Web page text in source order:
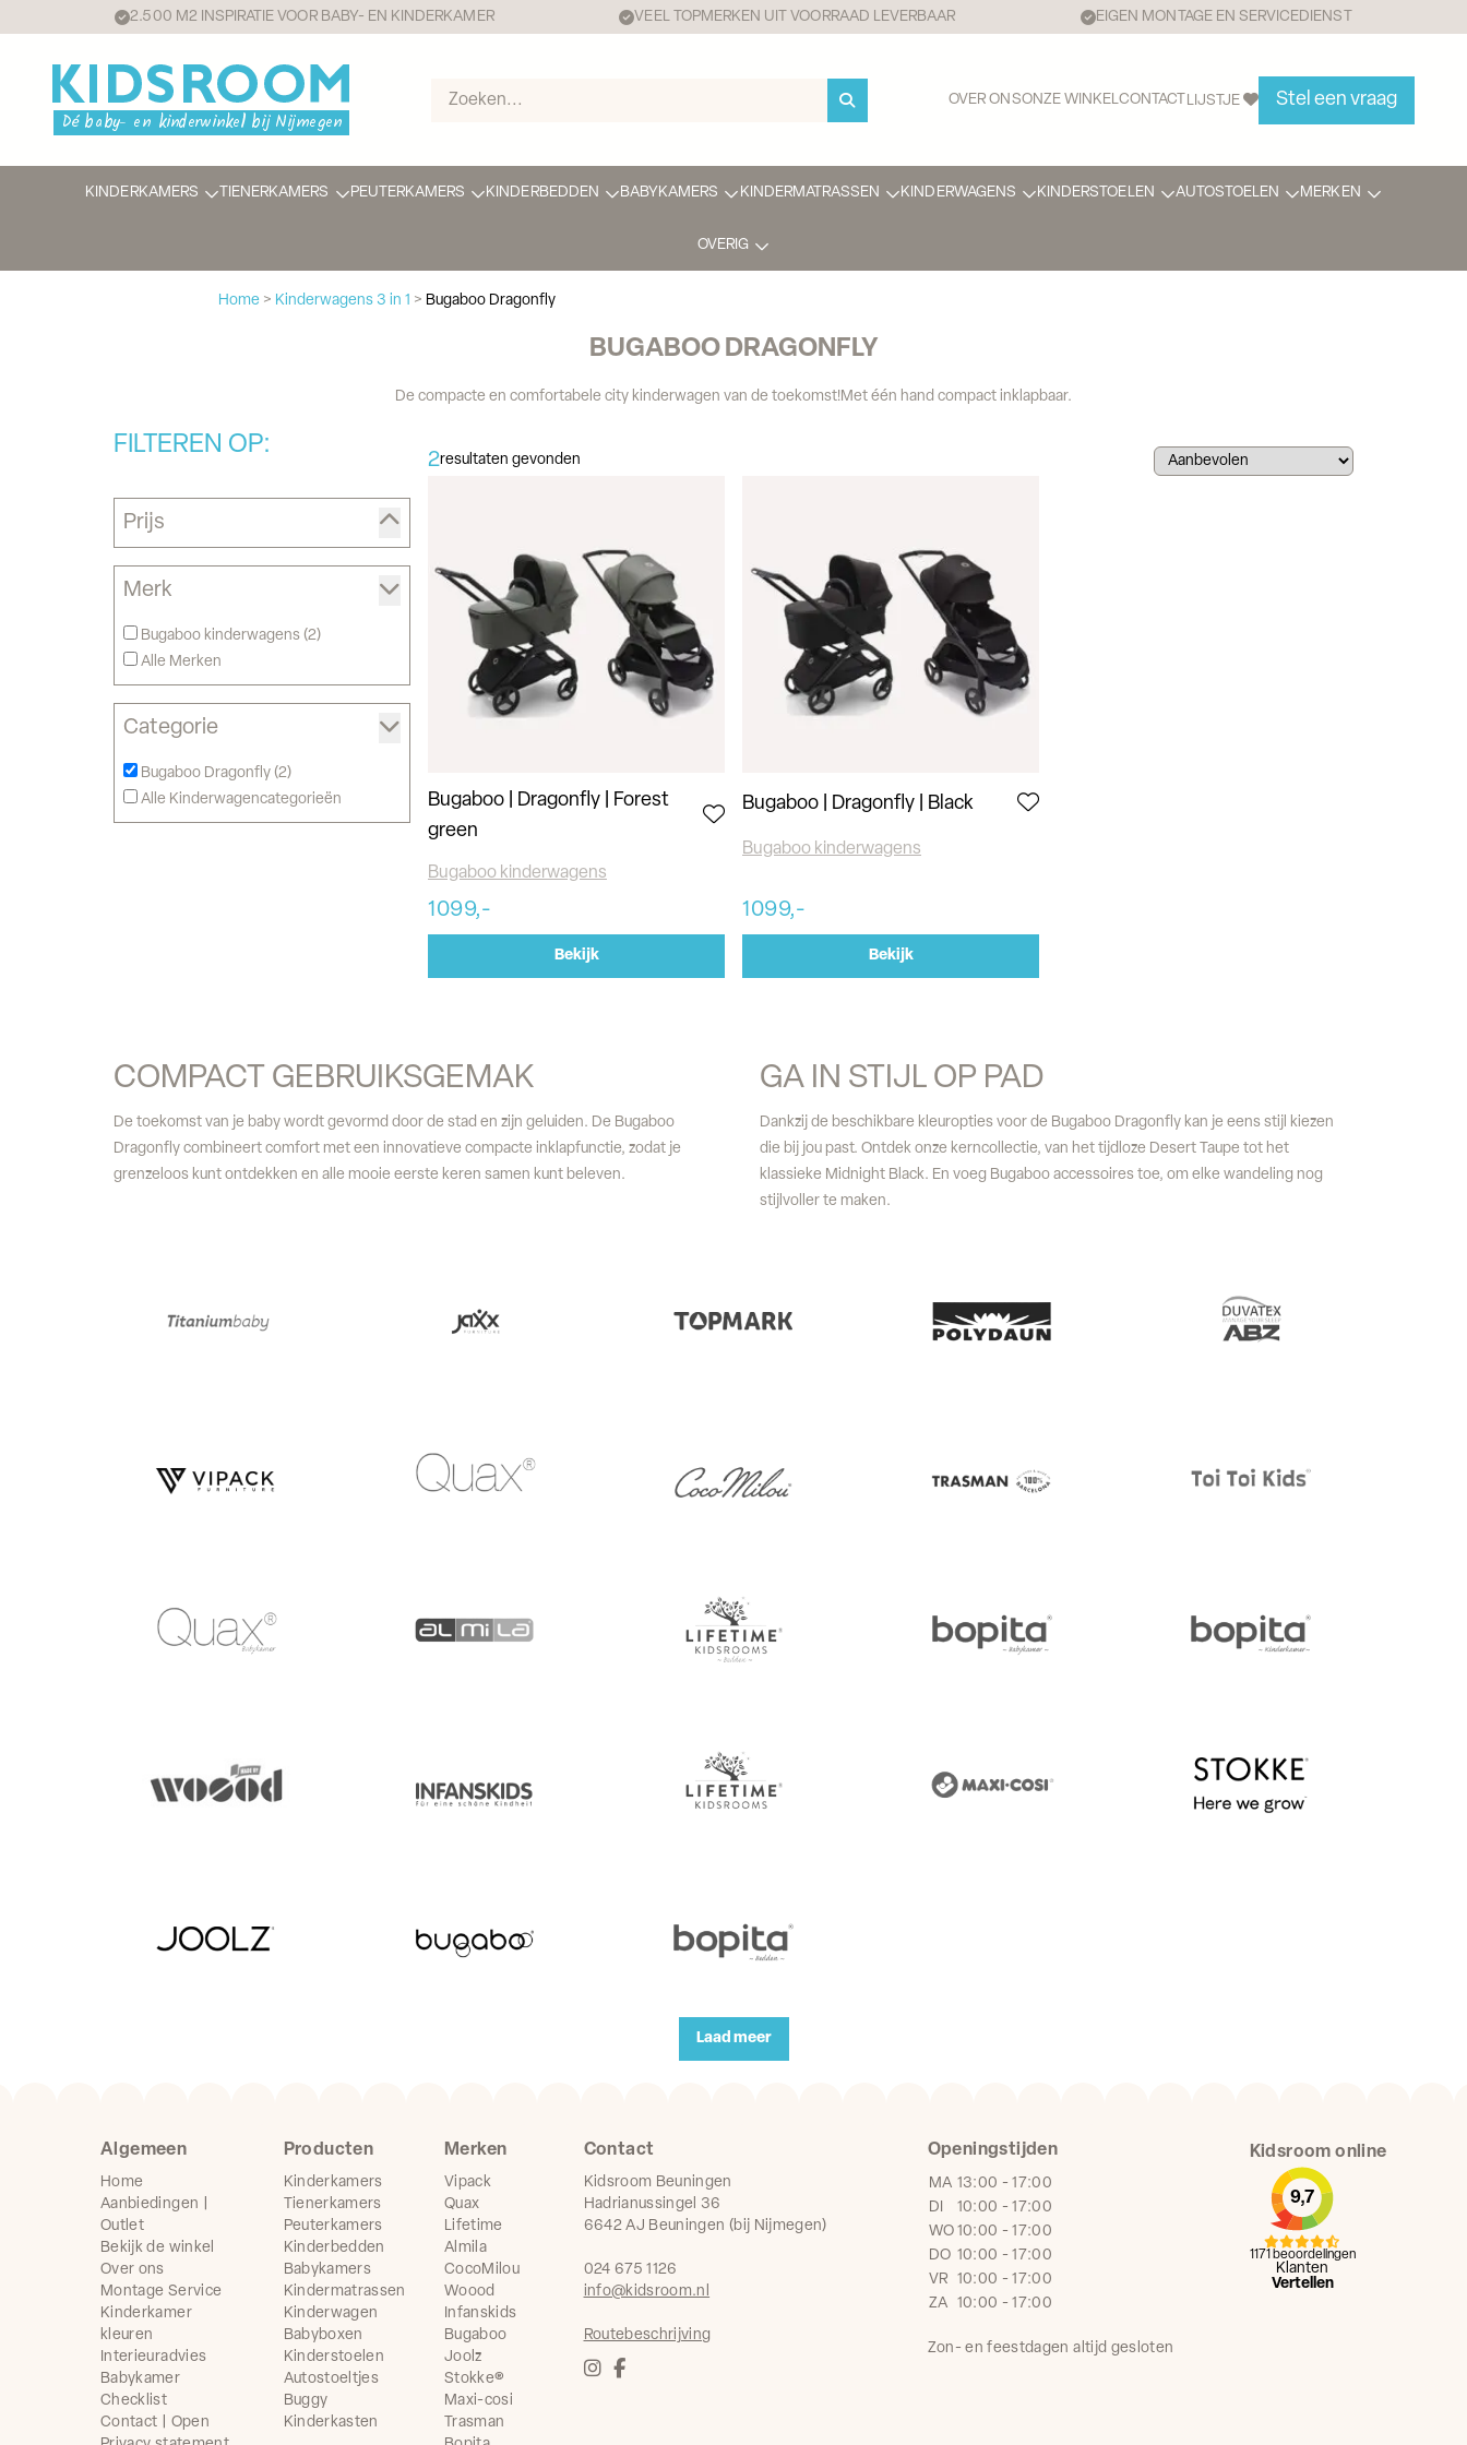
2.500 M2 INSPIRATIE VOOR BABY- EN KINDERKAMER VEEL TOPMERKEN UIT VOORRAAD LEVERBAAR EIGEN MONTAGE EN SERVICEDIENST
OVER ONSONZE WINKELCONTACT LIJSTJE Stel een vraag
KINDERKAMERS TIENERKAMERS PEUTERKAMERS KINDERBEDDEN BABYKAMERS KINDERMATRASSEN KINDERWAGENS KINDERSTOELEN AUTOSTOELEN MERKEN
OVERIG
Home > Kinderwagens 3 in 1 > Bugaboo Dragonfly
BUGABOO DRAGONFLY
De compacte en comfortabele city kinderwagen van de toekomst!Met één hand compact inklapbaar.
FILTEREN OP:
Categorie
Bugaboo Dragonfly (2)
Alle Kinderwagencategorieën
Merk
Bugaboo kinderwagens (2)
Alle Merken
Prijs
2resultaten gevonden
Bugaboo | Dragonfly | Forest
green
Bugaboo kinderwagens
1099,-
Bekijk
Bugaboo | Dragonfly | Black
Bugaboo kinderwagens
1099,-
Bekijk
COMPACT GEBRUIKSGEMAK
De toekomst van je baby wordt gevormd door de stad en zijn geluiden. De Bugaboo
Dragonfly combineert comfort met een innovatieve compacte inklapfunctie, zodat je
grenzeloos kunt ontdekken en alle mooie eerste keren samen kunt beleven.
GA IN STIJL OP PAD
Dankzij de beschikbare kleuropties voor de Bugaboo Dragonfly kan je eens stijl kiezen
die bij jou past. Ontdek onze kerncollectie, van het tijdloze Desert Taupe tot het
klassieke Midnight Black. En voeg Bugaboo accessoires toe, om elke wandeling nog
stijlvoller te maken.
Laad meer
Algemeen
Home
Aanbiedingen |
Outlet
Bekijk de winkel
Over ons
Montage Service
Kinderkamer
kleuren
Interieuradvies
Babykamer
Checklist
Contact | Open
Producten
Kinderkamers
Tienerkamers
Peuterkamers
Kinderbedden
Babykamers
Kindermatrassen
Kinderwagen
Babyboxen
Kinderstoelen
Autostoeltjes
Buggy
Kinderkasten
Merken
Vipack
Quax
Lifetime
Almila
CocoMilou
Woood
Infanskids
Bugaboo
Joolz
Stokke®
Maxi-cosi
Trasman
Contact
Kidsroom Beuningen
Hadrianussingel 36
6642 AJ Beuningen (bij Nijmegen)
024 675 1126
info@kidsroom.nl
Routebeschrijving
Openingstijden
MA 13:00 - 17:00
DI
10:00 - 17:00
WO 10:00 - 17:00
DO 10:00 - 17:00
VR 10:00 - 17:00
ZA 10:00 - 17:00
Zon- en feestdagen altijd gesloten
Kidsroom online
9,7
Klanten
Vertellen
1171 beoordelingen